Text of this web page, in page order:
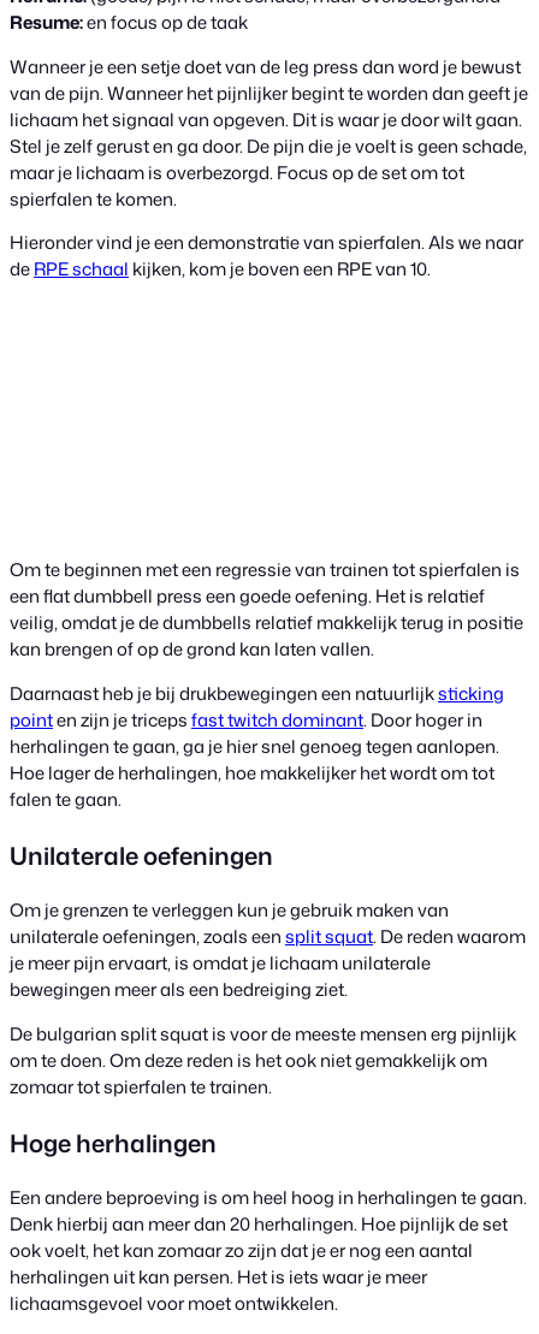
Resume:en focus op de taak
Wanneer je een setje doet van de leg press dan word je bewust
van de pijn. Wanneer het pijnlijker begint te worden dan geeft je
lichaam het signaal van opgeven. Dit is waar je door wilt gaan.
Stel je zelf gerust en ga door. De pijn die je voelt is geen schade,
maar je lichaam is overbezorgd. Focus op de set om tot
spierfalen te komen.
Hieronder vind je een demonstratie van spierfalen. Als we naar
deRPE schaal kijken, kom je boven een RPE van 10.
Om te beginnen met een regressie van trainen tot spierfalen is
een flat dumbbell press een goede oefening. Het is relatief
veilig, omdat je de dumbbells relatief makkelijk terug in positie
kan brengen of op de grond kan laten vallen.
Daarnaast heb je bij drukbewegingen een natuurlijksticking
pointen zijn je tricepsfast twitch dominant. Door hoger in
herhalingen te gaan, ga je hier snel genoeg tegen aanlopen.
Hoe lager de herhalingen, hoe makkelijker het wordt om tot
falen te gaan.
Unilaterale oefeningen
Om je grenzen te verleggen kun je gebruik maken van
unilaterale oefeningen, zoals eensplit squat. De reden waarom
je meer pijn ervaart, is omdat je lichaam unilaterale
bewegingen meer als een bedreiging ziet.
De bulgarian split squat is voor de meeste mensen erg pijnlijk
om te doen. Om deze reden is het ook niet gemakkelijk om
zomaar tot spierfalen te trainen.
Hoge herhalingen
Een andere beproeving is om heel hoog in herhalingen te gaan.
Denk hierbij aan meer dan 20 herhalingen. Hoe pijnlijk de set
ook voelt, het kan zomaar zo zijn dat je er nog een aantal
herhalingen uit kan persen. Het is iets waar je meer
lichaamsgevoel voor moet ontwikkelen.